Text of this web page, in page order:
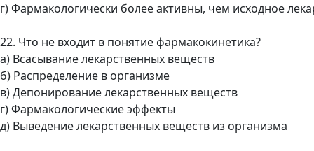
г) Фармакологически более активны, чем исходное
22. Что не входит в понятие фармакокинетика?
а) Всасывание лекарственных веществ
б) Распределение в организме
в) Депонирование лекарственных веществ
г) Фармакологические эффекты
д) Выведение лекарственных веществ из организма